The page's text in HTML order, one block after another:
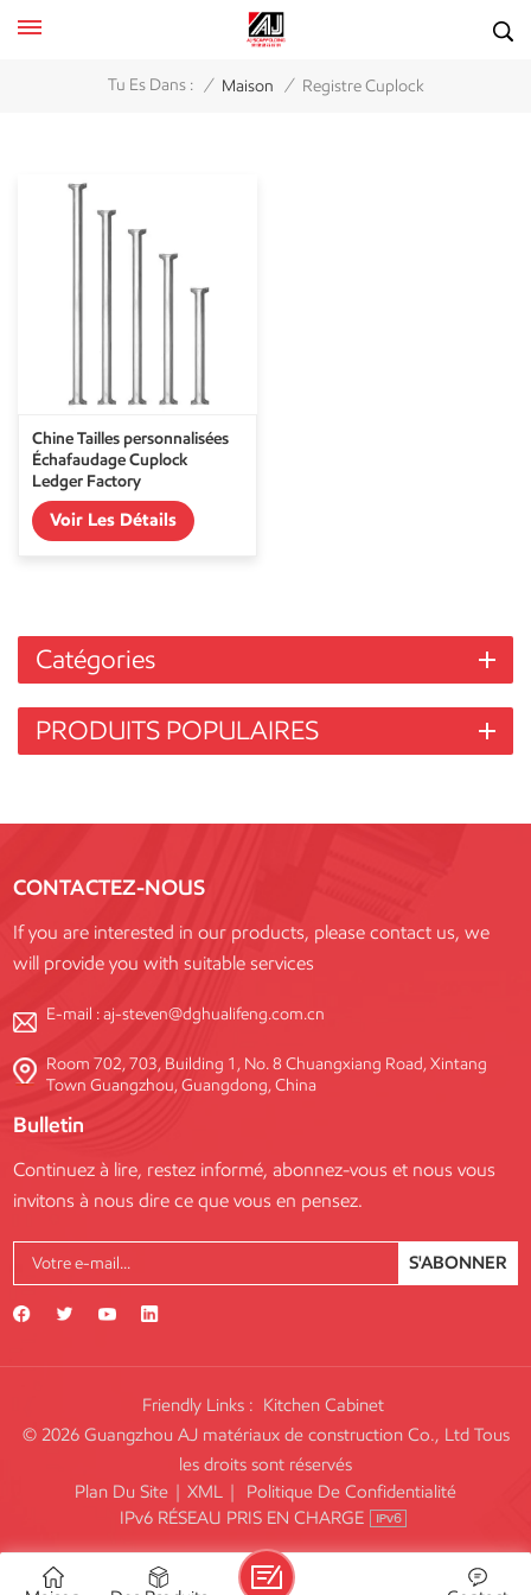
Tu Es Dans : / Maison / Registre Cuplock
Chine Tailles personnalisées
Échafaudage Cuplock
Ledger Factory
Voir Les Détails
Catégories
PRODUITS POPULAIRES
CONTACTEZ-NOUS
If you are interested in our products, please contact us, we
will provide you with suitable services
E-mail :aj-steven@dghualifeng.com.cn
Room 702, 703, Building 1, No. 8 Chuangxiang Road, Xintang
Town Guangzhou, Guangdong, China
Bulletin
Continuez à lire, restez informé, abonnez-vous et nous vous
invitons à nous dire ce que vous en pensez.
S'ABONNER
Friendly Links : Kitchen Cabinet
© 2026 Guangzhou AJ matériaux de construction Co., Ltd Tous
les droits sont réservés
Plan Du Site | XML |
Politique De Confidentialité
IPv6 RÉSEAU PRIS EN CHARGE